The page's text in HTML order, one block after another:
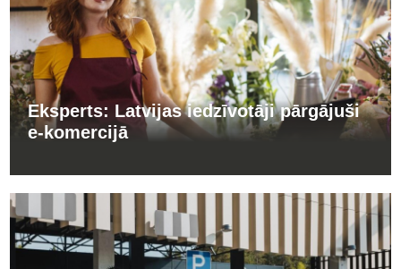
Eksperts: Latvijas iedzīvotāji pārgājuši
e-komercijā